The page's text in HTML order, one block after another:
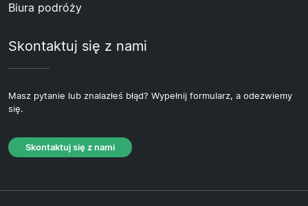
Biura podróży
Skontaktuj się z nami
Masz pytanie lub znalazłeś błąd? Wypełnij formularz, a odezwiemy
się.
Skontaktuj się z nami